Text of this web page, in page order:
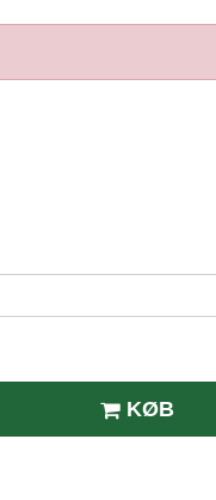
KØB